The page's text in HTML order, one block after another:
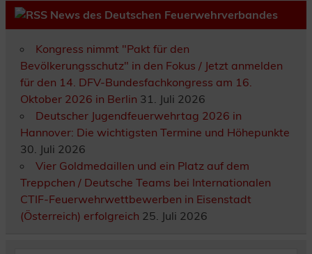
News des Deutschen Feuerwehrverbandes
Kongress nimmt "Pakt für den
Bevölkerungsschutz" in den Fokus / Jetzt anmelden
für den 14. DFV-Bundesfachkongress am 16.
Oktober 2026 in Berlin 31. Juli 2026
Deutscher Jugendfeuerwehrtag 2026 in
Hannover: Die wichtigsten Termine und Höhepunkte
30. Juli 2026
Vier Goldmedaillen und ein Platz auf dem
Treppchen / Deutsche Teams bei Internationalen
CTIF-Feuerwehrwettbewerben in Eisenstadt
(Österreich) erfolgreich 25. Juli 2026